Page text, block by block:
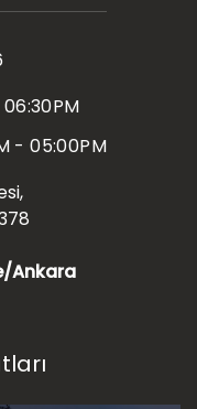
- 05:00PM
Ankara